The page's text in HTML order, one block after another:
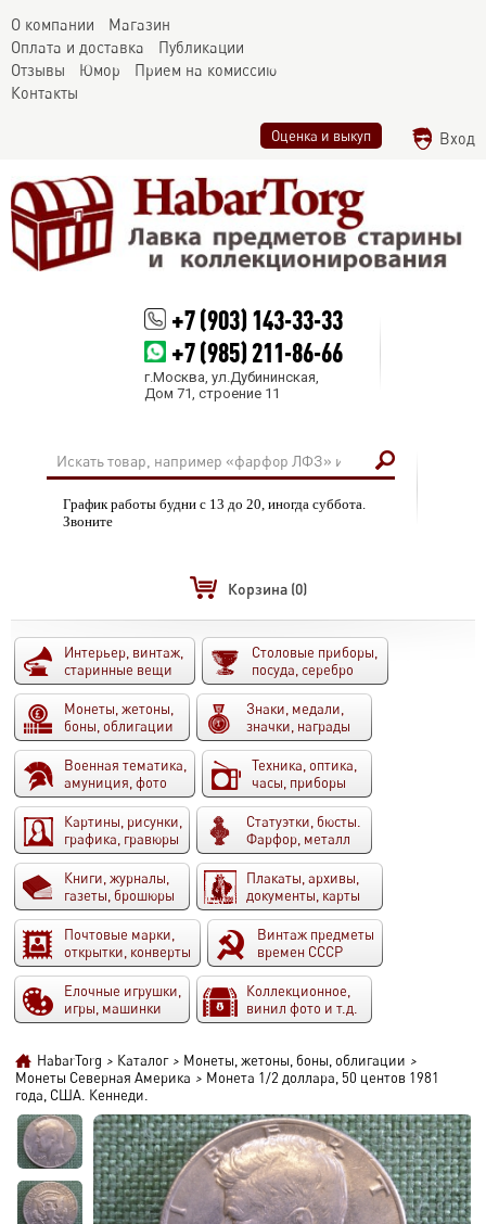
О компании
Магазин
Оплата и доставка
Публикации
Отзывы
Юмор
Прием на комиссию
Контакты
Оценка и выкуп Вход
+7 (903) 143-33-33
+7 (985) 211-86-66
г.Москва, ул.Дубининская,
Дом 71, строение 11
График работы будни с 13 до 20, иногда суббота.
Звоните
Корзина (0)
Интерьер, винтаж,
старинные вещи
Столовые приборы,
посуда, серебро
Монеты, жетоны,
боны, облигации
Знаки, медали,
значки, награды
Военная тематика,
амуниция, фото
Техника, оптика,
часы, приборы
Картины, рисунки,
графика, гравюры
Статуэтки, бюсты.
Фарфор, металл
Книги, журналы,
газеты, брошюры
Плакаты, архивы,
документы, карты
Почтовые марки,
открытки, конверты
Винтаж предметы
времен СССР
Елочные игрушки,
игры, машинки
Коллекционное,
винил фото и т.д.
HabarTorg > Каталог > Монеты, жетоны, боны, облигации >
Монеты Северная Америка > Монета 1/2 доллара, 50 центов 1981
года, США. Кеннеди.